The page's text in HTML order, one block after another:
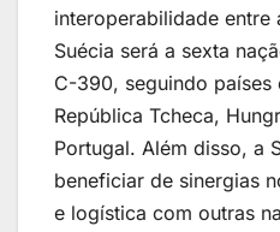
interoperabilidade entre
Suécia será a sexta
C-390, seguindo países
República Tcheca,
Portugal. Além disso, a
beneficiar de sinergias
e logística com outras